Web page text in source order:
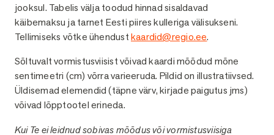
jooksul. Tabelis välja toodud hinnad sisaldavad
käibemaksu ja tarnet Eesti piires kulleriga välisukseni.
Tellimiseks võtke ühendustkaardid@regio.ee.
Sõltuvalt vormistusviisist võivad kaardi mõõdud mõne
sentimeetri (cm) võrra varieeruda. Pildid on illustratiivsed.
Üldisemad elemendid (täpne värv, kirjade paigutus jms)
võivad lõpptootel erineda.
Kui Te ei leidnud sobivas mõõdus või vormistusviisiga